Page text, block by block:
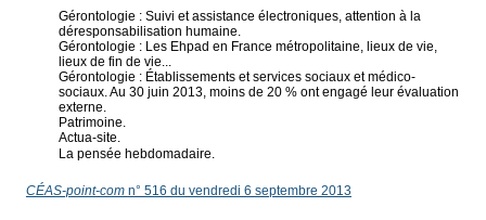
Gérontologie : Suivi et assistance électroniques, attention à la
déresponsabilisation humaine.
Gérontologie : Les Ehpad en France métropolitaine, lieux de vie,
lieux de fin de vie...
Gérontologie : Établissements et services sociaux et médico-
sociaux. Au 30 juin 2013, moins de 20 % ont engagé leur évaluation
externe.
Patrimoine.
Actua-site.
La pensée hebdomadaire.
CÉAS-point-com n° 516 du vendredi 6 septembre 2013